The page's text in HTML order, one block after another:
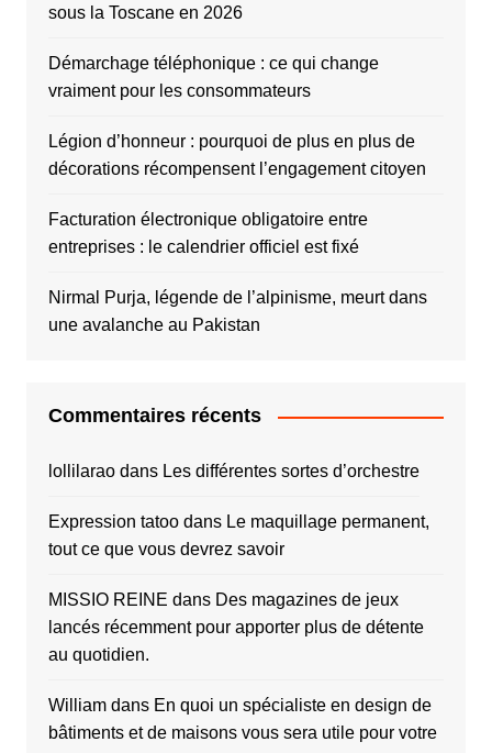
sous la Toscane en 2026
Démarchage téléphonique : ce qui change
vraiment pour les consommateurs
Légion d’honneur : pourquoi de plus en plus de
décorations récompensent l’engagement citoyen
Facturation électronique obligatoire entre
entreprises : le calendrier officiel est fixé
Nirmal Purja, légende de l’alpinisme, meurt dans
une avalanche au Pakistan
Commentaires récents
lollilaraodans Les différentes sortes d’orchestre
Expression tatoodans Le maquillage permanent,
tout ce que vous devrez savoir
MISSIO REINE dans Des magazines de jeux
lancés récemment pour apporter plus de détente
au quotidien.
Williamdans En quoi un spécialiste en design de
bâtiments et de maisons vous sera utile pour votre